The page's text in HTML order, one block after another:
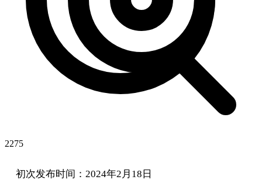
2275
初次发布时间：2024年2月18日